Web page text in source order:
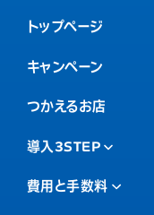
トップページ
キャンペーン
つかえるお店
導入3STEP
費用と手数料